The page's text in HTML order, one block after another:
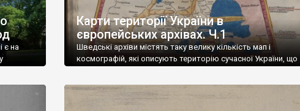
є на
так
Карти території України в
європейських архівах. Ч.1
Шведські архіви містять таку велику кількість мап і
космографій, які описують територію сучасної України, що
зберігання та принцип відкритості офіційних документів для
інших, сприяли тому, що мап, які прямо чи опосередковано